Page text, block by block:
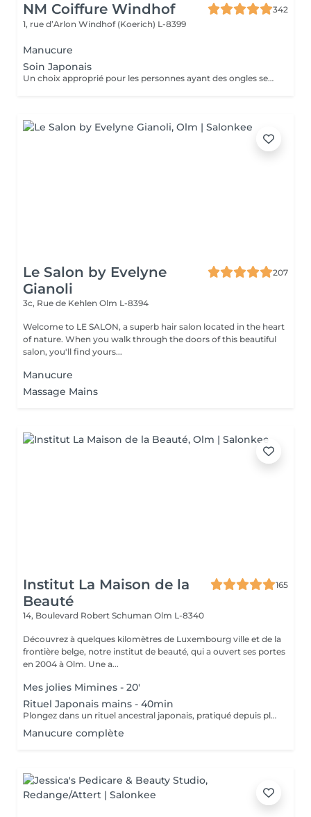
NM Coiffure Windhof
342
1, rue d’Arlon Windhof (Koerich) L-8399
Manucure
Soin Japonais
Un choix approprié pour les personnes ayant des ongles secs , cassant ou abimé . Des produits naturel qui permettent de restaurer la brillance , la bonne santé de vos ongles. Soin détox de vos ongles
Le Salon by Evelyne
Gianoli
207
3c, Rue de Kehlen Olm L-8394
Welcome to LE SALON, a superb hair salon located in the heart
of nature. When you walk through the doors of this beautiful
salon, you'll find yours...
Manucure
Massage Mains
Institut La Maison de la
Beauté
165
14, Boulevard Robert Schuman Olm L-8340
Découvrez à quelques kilomètres de Luxembourg ville et de la
frontière belge, notre institut de beauté, qui a ouvert ses portes
en 2004 à Olm. Une a...
Mes jolies Mimines - 20'
Rituel Japonais mains - 40min
Plongez dans un rituel ancestral japonais, pratiqué depuis plus de 400 ans, pour redonner force, éclat et vitalité à vos ongles. Véritable soin « SOS » pour les ongles fragilisés, cassants ou dédoublés, la manucure japonaise nourrit et fortifie grâce à des ingrédients 100 % naturels : cire d'abeille, thé rouge, algues, bambou, jojoba, zinc, vitamine A et minéraux. L'effet est immédiat : les ongles retrouvent leur brillance naturelle, se renforcent et prennent une teinte rosée lumineuse sans aucun produit chimique. Ce soin stimule la circulation sanguine, améliore la croissance et la qualité de l'ongle, et laisse vos mains douces et soignées. Idéal pour faire une pause entre deux vernis ou poses, ou simplement offrir à vos mains un moment de pure régénération naturelle.
Manucure complète